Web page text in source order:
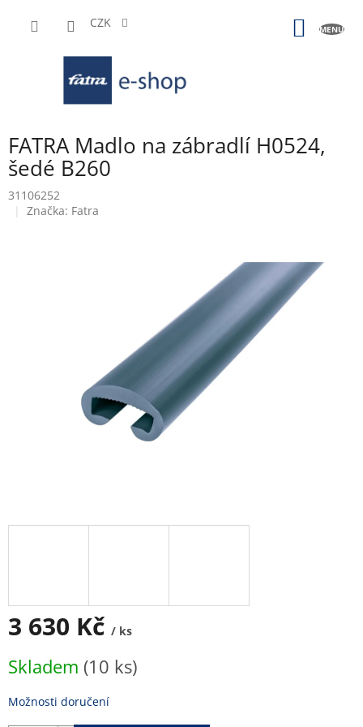
CZK
FATRA Madlo na zábradlí H0524,
šedé B260
31106252
Značka: Fatra
3 630 Kč / ks
cena:
Skladem (10 ks)
Možnosti doručení